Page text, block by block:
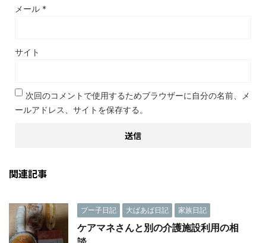
メール *
サイト
次回のコメントで使用するためブラウザーに自分の名前、メ
ールアドレス、サイトを保存する。
関連記事
プー子日記 大ばあば日記 家族日記
ケアマネさんと別の介護施設利用の相